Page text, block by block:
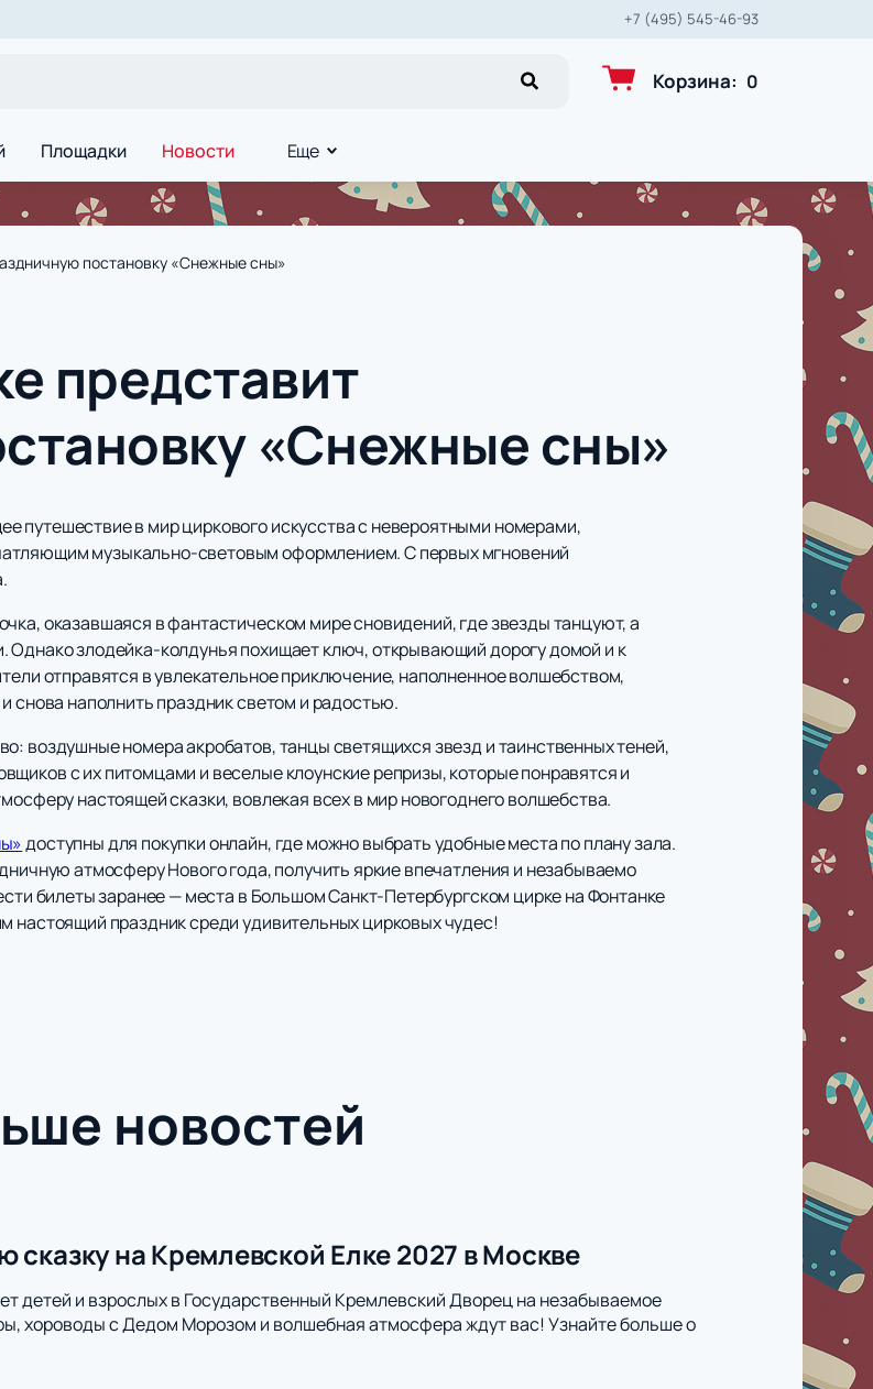
+7 (495) 545-46-93
Корзина: 0
Площадки Новости Еще
постановку «Снежные сны»
представит
«Снежные сны»
путешествие в мир циркового искусства с невероятными номерами,
музыкально-световым оформлением. С первых мгновений
оказавшаяся в фантастическом мире сновидений, где звезды танцуют, а
злодейка-колдунья похищает ключ, открывающий дорогу домой и к
отправятся в увлекательное приключение, наполненное волшебством,
снова наполнить праздник светом и радостью.
воздушные номера акробатов, танцы светящихся звезд и таинственных теней,
с их питомцами и веселые клоунские репризы, которые понравятся и
настоящей сказки, вовлекая всех в мир новогоднего волшебства.
доступны для покупки онлайн, где можно выбрать удобные места по плану зала.
атмосферу Нового года, получить яркие впечатления и незабываемо
билеты заранее — места в Большом Санкт-Петербургском цирке на Фонтанке
настоящий праздник среди удивительных цирковых чудес!
новостей
сказку на Кремлевской Елке 2027 в Москве
детей и взрослых в Государственный Кремлевский Дворец на незабываемое
хороводы с Дедом Морозом и волшебная атмосфера ждут вас! Узнайте больше о